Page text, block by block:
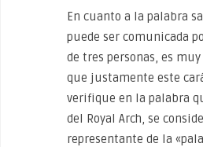
En cuanto a la palabra
puede ser comunicada
de tres personas, es
que justamente este
verifique en la palabra
del Royal Arch, se
representante de la